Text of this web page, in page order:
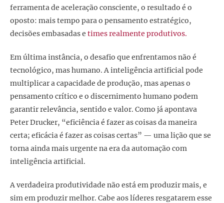
ferramenta de aceleração consciente, o resultado é o
oposto: mais tempo para o pensamento estratégico,
decisões embasadas e times realmente produtivos.
Em última instância, o desafio que enfrentamos não é
tecnológico, mas humano. A inteligência artificial pode
multiplicar a capacidade de produção, mas apenas o
pensamento crítico e o discernimento humano podem
garantir relevância, sentido e valor. Como já apontava
Peter Drucker, “eficiência é fazer as coisas da maneira
certa; eficácia é fazer as coisas certas” — uma lição que se
torna ainda mais urgente na era da automação com
inteligência artificial.
A verdadeira produtividade não está em produzir mais, e
sim em produzir melhor. Cabe aos líderes resgatarem esse